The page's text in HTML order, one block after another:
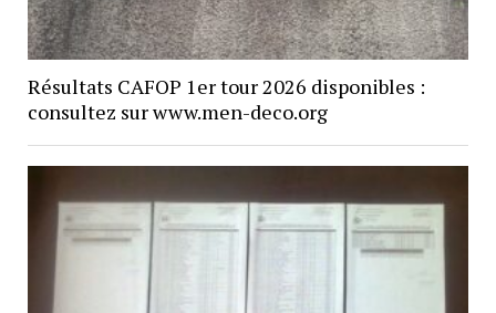
Résultats CAFOP 1er tour 2026 disponibles :
consultez sur www.men-deco.org